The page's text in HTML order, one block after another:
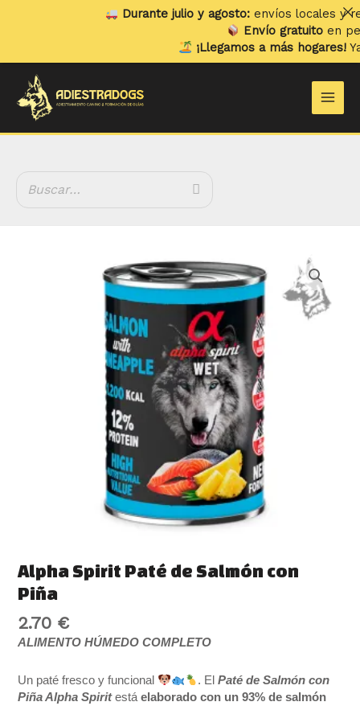
Alpha Spirit Paté de Salmón con
Piña
2.70 €
ALIMENTO HÚMEDO COMPLETO
Un paté fresco y funcional . El Paté de Salmón con
Piña Alpha Spiritestáelaborado con un 93% de salmón
Durante julio y agosto:envíos locales y
Envío gratuitoen
¡Llegamos a más hogares!Ya